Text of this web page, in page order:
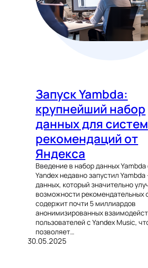
Запуск Yambda:
крупнейший набор
данных для систем
рекомендаций от
Яндекса
Введение в набор данных Yambda
Yandex недавно запустил
данных, который значительно
возможности рекомендательных
содержит почти 5 миллиардов
анонимизированных
пользователей с Yandex Music,
позволяет…
30.05.2025